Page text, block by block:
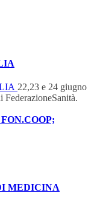
22,23 e 24 giugno
FederazioneSanità.
MEDICINA